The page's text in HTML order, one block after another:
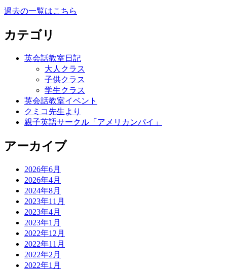
過去の一覧はこちら
カテゴリ
英会話教室日記
大人クラス
子供クラス
学生クラス
英会話教室イベント
クミコ先生より
親子英語サークル「アメリカンパイ」
アーカイブ
2026年6月
2026年4月
2024年8月
2023年11月
2023年4月
2023年1月
2022年12月
2022年11月
2022年2月
2022年1月